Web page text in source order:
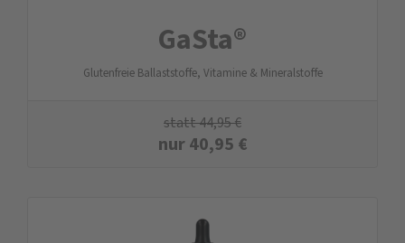
GaSta®
Glutenfreie Ballaststoffe, Vitamine & Mineralstoffe
statt44,95€
nur40,95 €